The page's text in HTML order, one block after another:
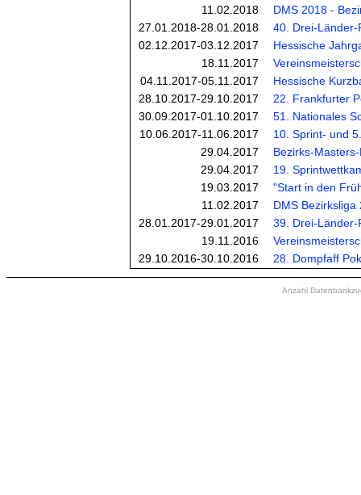
11.02.2018
DMS 2018 -
27.01.2018-28.01.2018
40. Drei-Länder-
02.12.2017-03.12.2017
Hessische
18.11.2017
04.11.2017-05.11.2017
Hessische
28.10.2017-29.10.2017
22. Frankfurter
30.09.2017-01.10.2017
51. Nationales
10.06.2017-11.06.2017
10. Sprint- und
29.04.2017
Bezirks-
29.04.2017
19.
19.03.2017
"Start in den
11.02.2017
DMS Bezirksliga
28.01.2017-29.01.2017
39. Drei-Länder-
19.11.2016
29.10.2016-30.10.2016
28. Dompfaff
Anzahl